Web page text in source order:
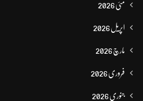
مئی 2026
اپریل 2026
مارچ 2026
فروری 2026
جنوری 2026